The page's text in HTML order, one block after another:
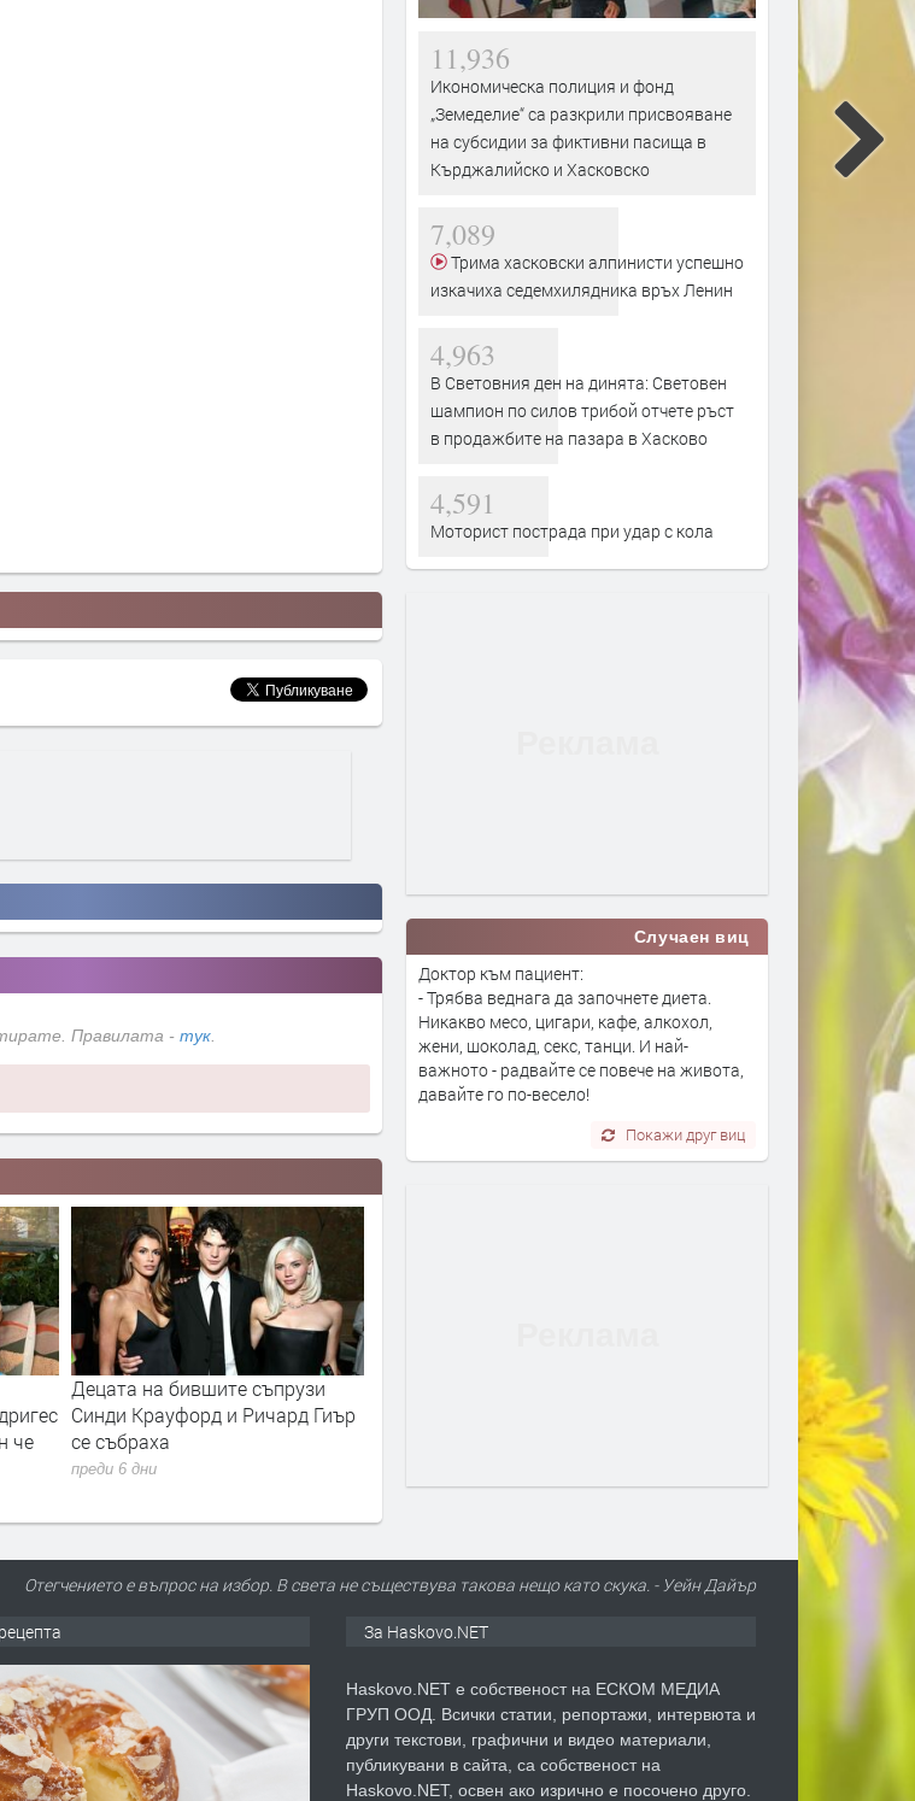
Правилата - тук.
на бившите съпрузи
и Ричард Гиър
Зендая е кралица на мрака!
Вижте абстрактната черна
Trend report: верижните колани
преди
11,936
Икономическа полиция и фонд
„Земеделие“ са разкрили присвояване
на субсидии за фиктивни пасища в
Кърджалийско и Хасковско
7,089
Трима хасковски алпинисти успешно
изкачиха седемхилядника връх Ленин
4,963
В Световния ден на динята: Световен
шампион по силов трибой отчете ръст
в продажбите на пазара в Хасково
4,591
Моторист пострада при удар с кола
Случаен виц
Доктор към пациент:
- Трябва веднага да започнете диета.
Никакво месо, цигари, кафе, алкохол,
жени, шоколад, секс, танци. И най-
важното - радвайте се повече на живота,
давайте го по-весело!
Покажи друг виц
Отегчението е въпрос на избор. В света не съществува такова нещо като скука. - Уейн Дайър
За Haskovo.NET
Haskovo.NET е собственост на ЕСКОМ МЕДИА
ГРУП ООД. Всички статии, репортажи, интервюта и
други текстови, графични и видео материали,
публикувани в сайта, са собственост на
Haskovo.NET, освен ако изрично е посочено друго.